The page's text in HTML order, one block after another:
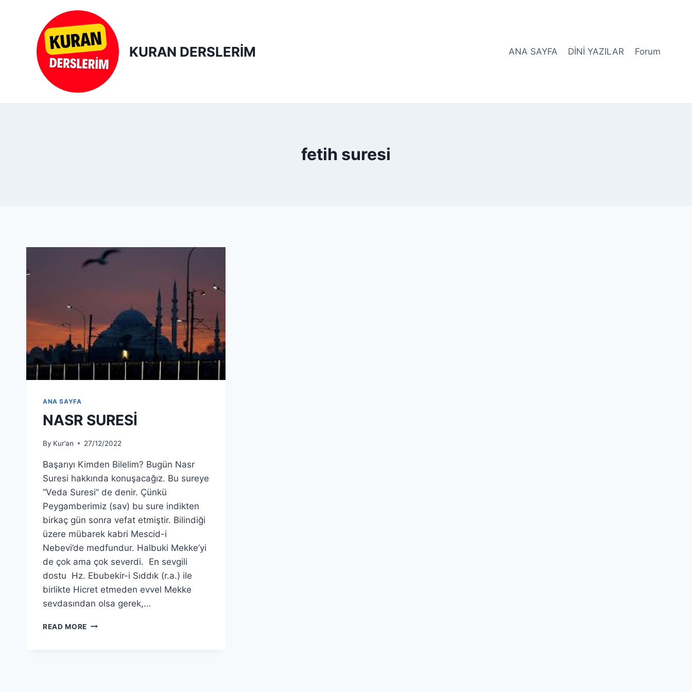
KURAN DERSLERİM ANA SAYFA DİNİ YAZILAR Forum
fetih suresi
ANA SAYFA
NASR SURESİ
By Kur’an 27/12/2022
Başarıyı Kimden Bilelim? Bugün Nasr
Suresi hakkında konuşacağız. Bu sureye
“Veda Suresi” de denir. Çünkü
Peygamberimiz (sav) bu sure indikten
birkaç gün sonra vefat etmiştir. Bilindiği
üzere mübarek kabri Mescid-i
Nebevi’de medfundur. Halbuki Mekke’yi
de çok ama çok severdi. En sevgili
dostu Hz. Ebubekir-i Sıddık (r.a.) ile
birlikte Hicret etmeden evvel Mekke
sevdasından olsa gerek,…
READ MORE NASR